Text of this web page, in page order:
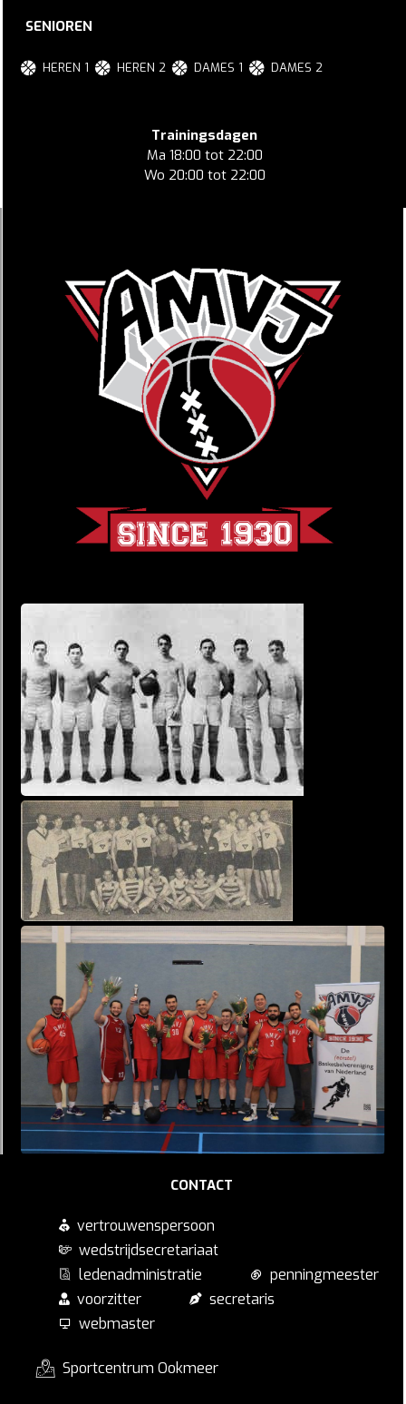
SENIOREN
HEREN 1 HEREN 2 DAMES 1 DAMES 2
Trainingsdagen
Ma 18:00 tot 22:00
Wo 20:00 tot 22:00
CONTACT
vertrouwenspersoon
wedstrijdsecretariaat
ledenadministratie
penningmeester
voorzitter
secretaris
webmaster
Sportcentrum Ookmeer